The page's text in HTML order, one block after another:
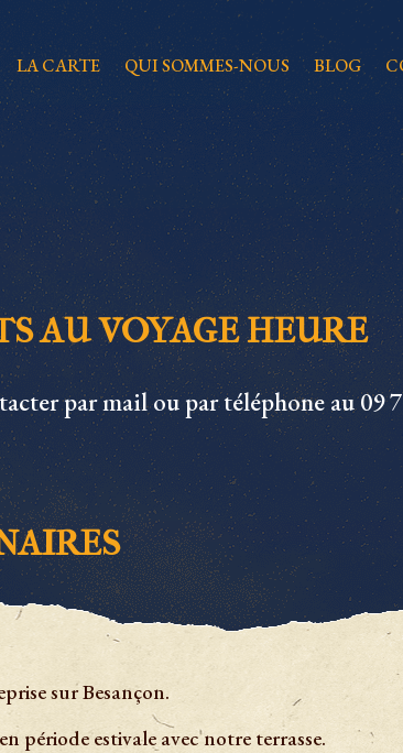
LA CARTE QUI SOMMES-NOUS BLOG
AU VOYAGE HEURE
parmailou par téléphone au09
sur Besançon.
période estivale avec notre terrasse.